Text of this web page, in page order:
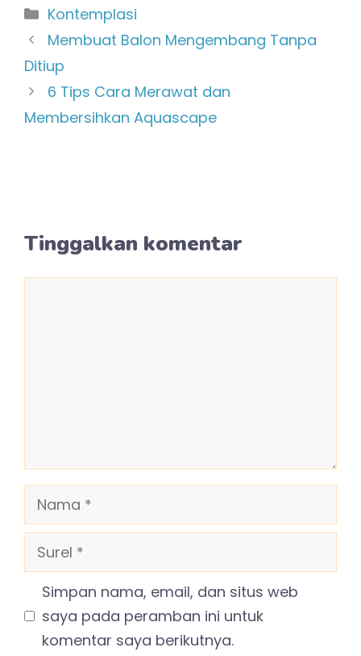
Kategori
Kontemplasi
Membuat Balon Mengembang Tanpa
Ditiup
6 Tips Cara Merawat dan
Membersihkan Aquascape
Tinggalkan komentar
Nama
Surel
Simpan nama, email, dan situs web
saya pada peramban ini untuk
komentar saya berikutnya.